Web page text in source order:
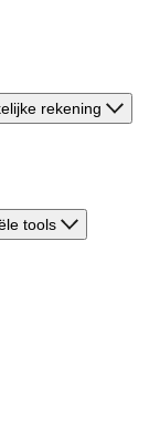
rekening
tools